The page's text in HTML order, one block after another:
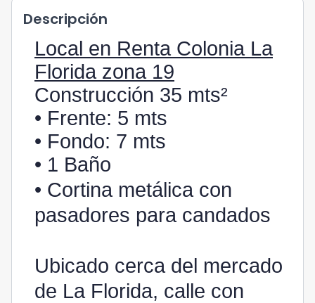
Descripción
Local en Renta Colonia La
Florida zona 19
Construcción 35 mts²
• Frente: 5 mts
• Fondo: 7 mts
• 1 Baño
• Cortina metálica con
pasadores para candados
Ubicado cerca del mercado
de La Florida, calle con